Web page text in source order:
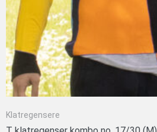
Klatregensere